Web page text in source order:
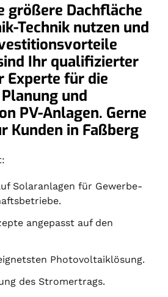
größere Dachfläche
Technik nutzen und
Ihr qualifizierter
Experte für die
und
PV-Anlagen. Gerne
Kunden in Faßberg
Solaranlagen für Gewerbe-
angepasst auf den
Photovoltaiklösung.
des Stromertrags.